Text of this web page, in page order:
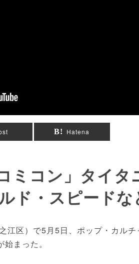
Hatena
ミコン」タイ
ド・スピードな
江区）で5月5日、ポップ・カル
まった。